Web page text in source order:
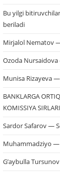
Bu yilgi
beriladi
Mirjalol Nematov —
Ozoda
Munisa Rizayeva
BANKLARGA
KOMISSIYA
Sardor Safarov —
Muhammadziyo —
G’aybulla